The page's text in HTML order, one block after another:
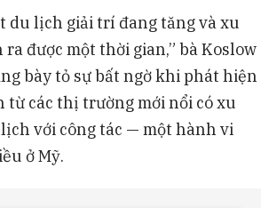
du lịch giải trí đang tăng và xu
được một thời gian,” bà Koslow
bày tỏ sự bất ngờ khi phát hiện
từ các thị trường mới nổi có xu
với công tác — một hành vi
ở Mỹ.